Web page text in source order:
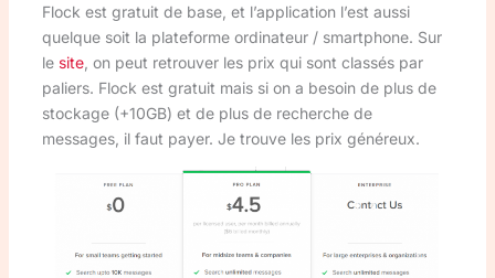
Flock est gratuit de base, et l’application l’est aussi
quelque soit la plateforme ordinateur / smartphone. Sur
le site, on peut retrouver les prix qui sont classés par
paliers. Flock est gratuit mais si on a besoin de plus de
stockage (+10GB) et de plus de recherche de
messages, il faut payer. Je trouve les prix généreux.